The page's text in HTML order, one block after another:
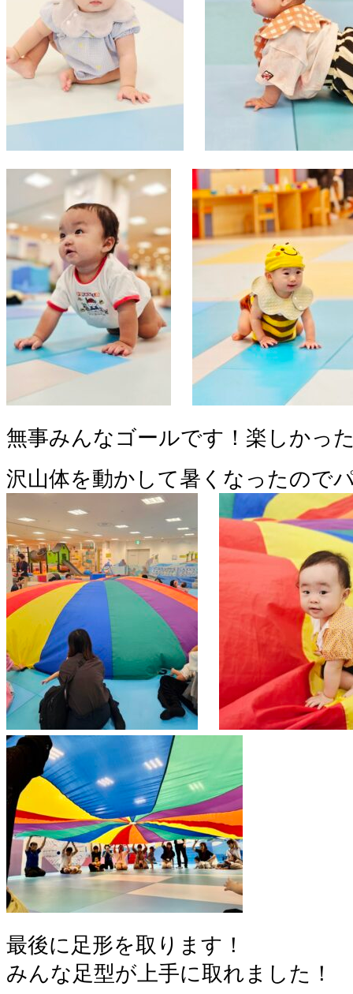
無事みんなゴールです！楽しかっ
沢山体を動かして暑くなったので
最後に足形を取ります！
みんな足型が上手に取れました！